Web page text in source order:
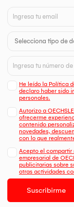
He leído la Política
declaro haber sido
personales.
Autorizo a
ofrecerme
contenido
novedades,
con lo que
Acepto el compartir
empresarial de
publicitarias sobre
otras actividades
Suscribirme